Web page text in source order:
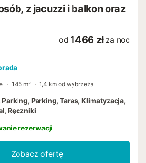
z jacuzzi i balkon oraz
od 1466 zł za noc
145 m² 1,4 km od wybrzeża
Parking, Taras, Klimatyzacja,
Ręczniki
rezerwacji
Zobacz ofertę